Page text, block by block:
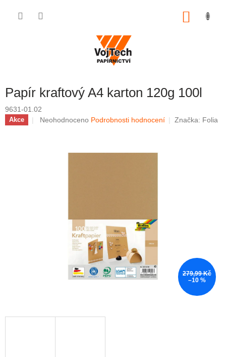
Papír kraftový A4 karton 120g 100l
9631-01.02
Akce Průměrné hodnocení produktu je 0,0 z 5 hvězdiček.
Neohodnoceno Podrobnosti hodnocení Značka: Folia
279,99 Kč
–10 %